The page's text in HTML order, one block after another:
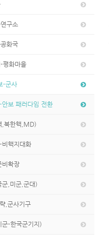
구소
화국
평화마을
-군사
안보 패러다임 전환
,북한핵,MD)
비핵지대화
비확장
군,미군,군대)
,군사기구
군-한국군기지)